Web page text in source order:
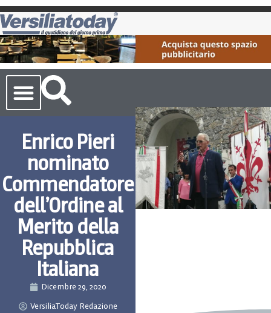
Enrico Pieri
nominato
Commendatore
dell’Ordine al
Merito della
Repubblica
Italiana
Dicembre 29, 2020
VersiliaToday Redazione